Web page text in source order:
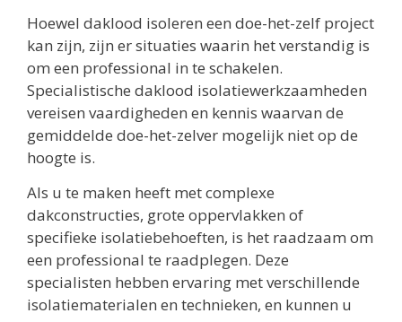
Hoewel daklood isoleren een doe-het-zelf project
kan zijn, zijn er situaties waarin het verstandig is
om een professional in te schakelen.
Specialistische daklood isolatiewerkzaamheden
vereisen vaardigheden en kennis waarvan de
gemiddelde doe-het-zelver mogelijk niet op de
hoogte is.
Als u te maken heeft met complexe
dakconstructies, grote oppervlakken of
specifieke isolatiebehoeften, is het raadzaam om
een professional te raadplegen. Deze
specialisten hebben ervaring met verschillende
isolatiematerialen en technieken, en kunnen u